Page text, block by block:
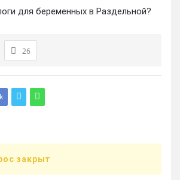
для беременных в Раздельной?
26
закрыт